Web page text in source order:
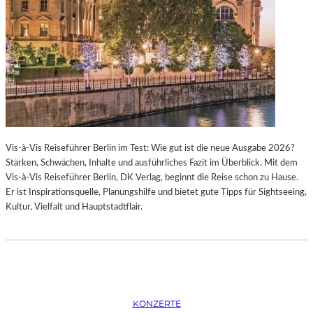
K
T
I
O
N
M
I
T
H
M
B
U
R
O
S
O
P
E
R
I
N
M
Ü
C
H
E
N
P
Vis-à-Vis Reiseführer Berlin im Test: Wie gut ist die neue Ausgabe 2026?
Stärken, Schwächen, Inhalte und ausführliches Fazit im Überblick. Mit dem
Vis-à-Vis Reiseführer Berlin, DK Verlag, beginnt die Reise schon zu Hause.
Er ist Inspirationsquelle, Planungshilfe und bietet gute Tipps für Sightseeing,
Kultur, Vielfalt und Hauptstadtflair.
KONZERTE